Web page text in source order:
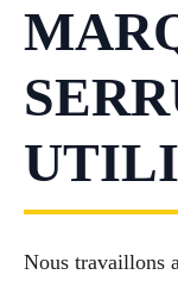
Nous travaillons